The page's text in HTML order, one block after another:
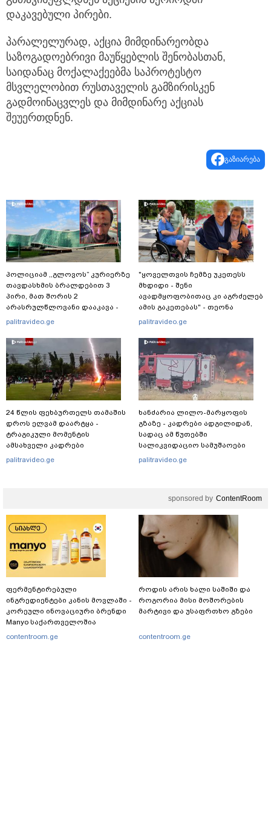
დაკავებული პირები.
პარალელურად, აქცია მიმდინარეობდა
საზოგადოებრივი მაუწყებლის შენობასთან,
საიდანაც მოქალაქეებმა საპროტესტო
მსვლელობით რუსთაველის გამზირისკენ
გადმოინაცვლეს და მიმდინარე აქციას
შეუერთდნენ.
გაზიარება
პოლიციამ ,,გლოვოს” კურიერზე
თავდასხმის ბრალდებით 3
პირი, მათ შორის 2
არასრულწლოვანი დააკავა -
შსს ინფორმაციას ავრცელებს
palitravideo.ge
24 წლის ფეხბურთელს თამაშის
დროს ელვამ დაარტყა -
ტრაგიკული მომენტის
ამსახველი კადრები
ტაილანდიდან მედიაში
palitravideo.ge
"ყოველთვის ჩემზე უკეთესს
მხდიდი - შენი
ავადმყოფობითაც კი აგრძელებ
ამის გაკეთებას" - თეონა
კონტრიძე მეუღლეს ემოციურ
palitravideo.ge
ხანძარია ლილო-მარყოფის
გზაზე - კადრები ადგილიდან,
სადაც ამ წუთებში
სალიკვიდაციო სამუშაოები
მიმდინარეობს
palitravideo.ge
sponsored by ContentRoom
ფერმენტირებული
ინგრედიენტები კანის მოვლაში -
კორეული ინოვაციური ბრენდი
Manyo საქართველოშია
contentroom.ge
როდის არის ხალი საშიში და
როგორია მისი მოშორების
მარტივი და უსაფრთხო გზები
contentroom.ge